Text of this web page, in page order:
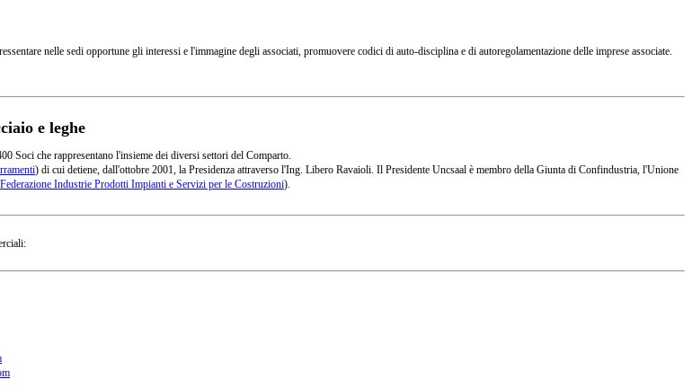
nelle sedi opportune gli interessi e l'immagine degli associati, promuovere codici di auto-disciplina e di autoregolamentazione delle imprese associate.
e leghe
Soci che rappresentano l'insieme dei diversi settori del Comparto.
) di cui detiene, dall'ottobre 2001, la Presidenza attraverso l'Ing. Libero Ravaioli. Il Presidente Uncsaal è membro della Giunta di Confindustria, l'Unione
Federazione Industrie Prodotti Impianti e Servizi per le Costruzioni).